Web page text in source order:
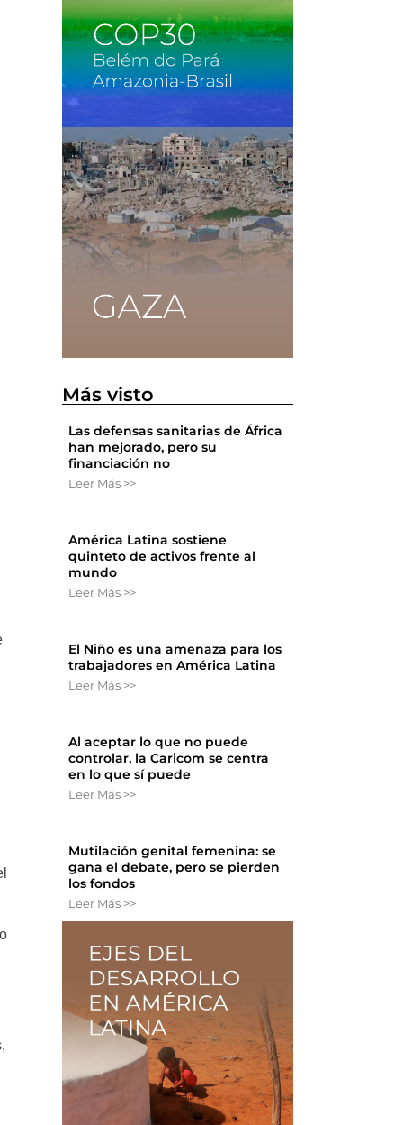
Más visto
Las defensas sanitarias de África
han mejorado, pero su
financiación no
Leer Más >>
América Latina sostiene
quinteto de activos frente al
mundo
Leer Más >>
El Niño es una amenaza para los
trabajadores en América Latina
Leer Más >>
Al aceptar lo que no puede
controlar, la Caricom se centra
en lo que sí puede
Leer Más >>
Mutilación genital femenina: se
gana el debate, pero se pierden
los fondos
Leer Más >>